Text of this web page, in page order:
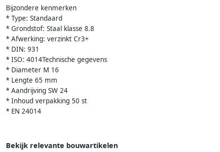
Bijzondere kenmerken
* Type: Standaard
* Grondstof: Staal klasse 8.8
* Afwerking: verzinkt Cr3+
* DIN: 931
* ISO: 4014Technische gegevens
* Diameter M 16
* Lengte 65 mm
* Aandrijving SW 24
* Inhoud verpakking 50 st
* EN 24014
Bekijk relevante bouwartikelen